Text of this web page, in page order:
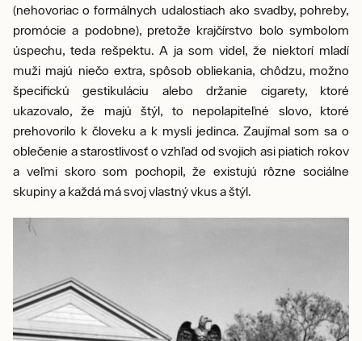
(nehovoriac o formálnych udalostiach ako svadby, pohreby,
promócie a podobne), pretože krajčírstvo bolo symbolom
úspechu, teda rešpektu. A ja som videl, že niektorí mladí
muži majú niečo extra, spôsob obliekania, chôdzu, možno
špecifickú gestikuláciu alebo držanie cigarety, ktoré
ukazovalo, že majú štýl, to nepolapiteľné slovo, ktoré
prehovorilo k človeku a k mysli jedinca. Zaujímal som sa o
oblečenie a starostlivosť o vzhľad od svojich asi piatich rokov
a veľmi skoro som pochopil, že existujú rôzne sociálne
skupiny a každá má svoj vlastný vkus a štýl.